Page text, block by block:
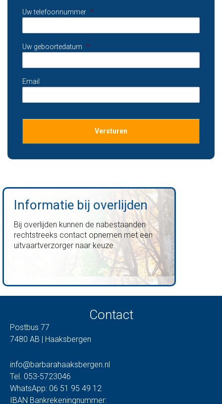
Uw telefoonnummer *
Uw geboortedatum *
Email
Informatie bij overlijden
Bij overlijden kunnen de nabestaanden
rechtstreeks contact opnemen met een
uitvaartverzorger naar keuze.
Contact
Postbus 77
7480 AB | Haaksbergen
info@barbarahaaksbergen.nl
Tel. 053-5723046
WhatsApp: 06 51 95 49 12
IBAN Bankrekeningnummer: